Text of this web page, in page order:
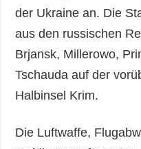
der Ukraine an. Die
aus den russischen
Brjansk, Millerowo,
Tschauda auf der
Halbinsel Krim.
Die Luftwaffe,